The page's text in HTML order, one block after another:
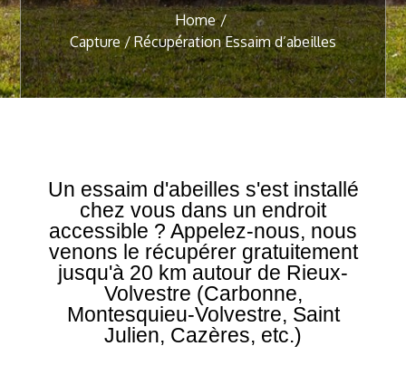
Home
Capture / Récupération Essaim d’abeilles
Un essaim d'abeilles s'est installé
chez vous dans un endroit
accessible ? Appelez-nous, nous
venons le récupérer gratuitement
jusqu'à 20 km autour de Rieux-
Volvestre (Carbonne,
Montesquieu-Volvestre, Saint
Julien, Cazères, etc.)